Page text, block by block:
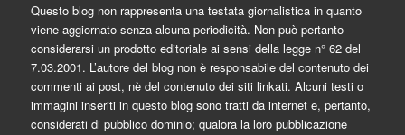
Questo blog non rappresenta una testata giornalistica in quanto
viene aggiornato senza alcuna periodicità. Non può pertanto
considerarsi un prodotto editoriale ai sensi della legge n° 62 del
7.03.2001. L’autore del blog non è responsabile del contenuto dei
commenti ai post, nè del contenuto dei siti linkati. Alcuni testi o
immagini inseriti in questo blog sono tratti da internet e, pertanto,
considerati di pubblico dominio; qualora la loro pubblicazione